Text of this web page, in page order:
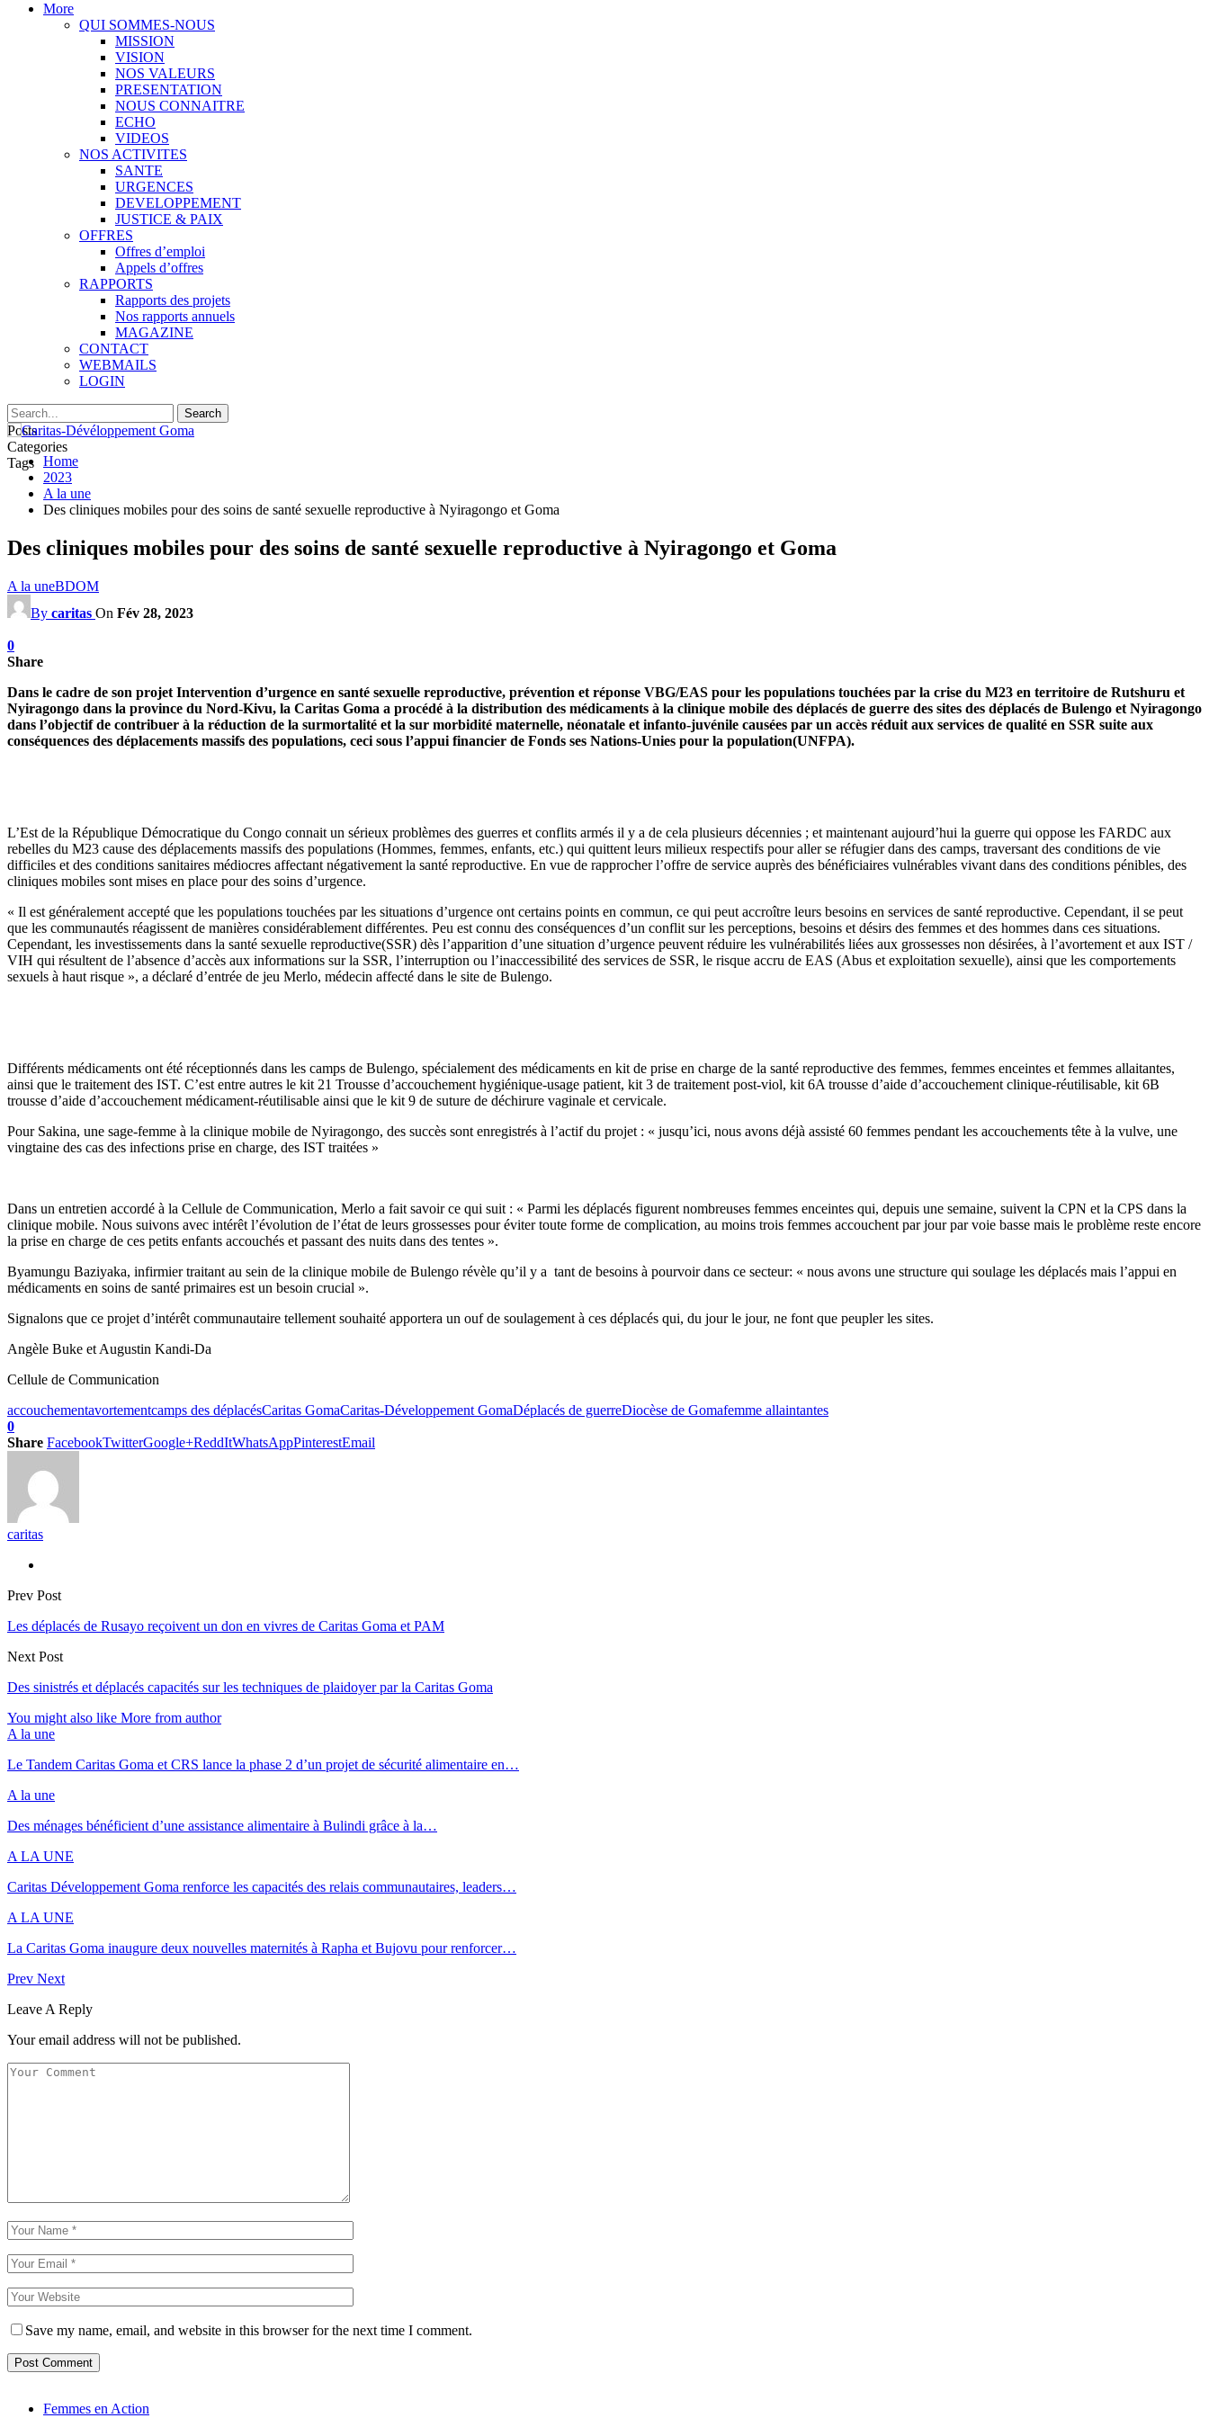
More
QUI SOMMES-NOUS
MISSION
VISION
NOS VALEURS
PRESENTATION
NOUS CONNAITRE
ECHO
VIDEOS
NOS ACTIVITES
SANTE
URGENCES
DEVELOPPEMENT
JUSTICE & PAIX
OFFRES
Offres d’emploi
Appels d’offres
RAPPORTS
Rapports des projets
Nos rapports annuels
MAGAZINE
CONTACT
WEBMAILS
LOGIN
Posts
Categories
Tags Home
2023
A la une
Des cliniques mobiles pour des soins de santé sexuelle reproductive à Nyiragongo et Goma
Des cliniques mobiles pour des soins de santé sexuelle reproductive à Nyiragongo et Goma
A la uneBDOM
By caritas On Fév 28, 2023
0
Share
Dans le cadre de son projet Intervention d’urgence en santé sexuelle reproductive, prévention et réponse VBG/EAS pour les populations touchées par la crise du M23 en territoire de Rutshuru et
Nyiragongo dans la province du Nord-Kivu, la Caritas Goma a procédé à la distribution des médicaments à la clinique mobile des déplacés de guerre des sites des déplacés de Bulengo et Nyiragongo
dans l’objectif de contribuer à la réduction de la surmortalité et la sur morbidité maternelle, néonatale et infanto-juvénile causées par un accès réduit aux services de qualité en SSR suite aux
conséquences des déplacements massifs des populations, ceci sous l’appui financier de Fonds ses Nations-Unies pour la population(UNFPA).
L’Est de la République Démocratique du Congo connait un sérieux problèmes des guerres et conflits armés il y a de cela plusieurs décennies ; et maintenant aujourd’hui la guerre qui oppose les FARDC aux
rebelles du M23 cause des déplacements massifs des populations (Hommes, femmes, enfants, etc.) qui quittent leurs milieux respectifs pour aller se réfugier dans des camps, traversant des conditions de vie
difficiles et des conditions sanitaires médiocres affectant négativement la santé reproductive. En vue de rapprocher l’offre de service auprès des bénéficiaires vulnérables vivant dans des conditions pénibles, des
cliniques mobiles sont mises en place pour des soins d’urgence.
« Il est généralement accepté que les populations touchées par les situations d’urgence ont certains points en commun, ce qui peut accroître leurs besoins en services de santé reproductive. Cependant, il se peut
que les communautés réagissent de manières considérablement différentes. Peu est connu des conséquences d’un conflit sur les perceptions, besoins et désirs des femmes et des hommes dans ces situations.
Cependant, les investissements dans la santé sexuelle reproductive(SSR) dès l’apparition d’une situation d’urgence peuvent réduire les vulnérabilités liées aux grossesses non désirées, à l’avortement et aux IST /
VIH qui résultent de l’absence d’accès aux informations sur la SSR, l’interruption ou l’inaccessibilité des services de SSR, le risque accru de EAS (Abus et exploitation sexuelle), ainsi que les comportements
sexuels à haut risque », a déclaré d’entrée de jeu Merlo, médecin affecté dans le site de Bulengo.
Différents médicaments ont été réceptionnés dans les camps de Bulengo, spécialement des médicaments en kit de prise en charge de la santé reproductive des femmes, femmes enceintes et femmes allaitantes,
ainsi que le traitement des IST. C’est entre autres le kit 21 Trousse d’accouchement hygiénique-usage patient, kit 3 de traitement post-viol, kit 6A trousse d’aide d’accouchement clinique-réutilisable, kit 6B
trousse d’aide d’accouchement médicament-réutilisable ainsi que le kit 9 de suture de déchirure vaginale et cervicale.
Pour Sakina, une sage-femme à la clinique mobile de Nyiragongo, des succès sont enregistrés à l’actif du projet : « jusqu’ici, nous avons déjà assisté 60 femmes pendant les accouchements tête à la vulve, une
vingtaine des cas des infections prise en charge, des IST traitées »
Dans un entretien accordé à la Cellule de Communication, Merlo a fait savoir ce qui suit : « Parmi les déplacés figurent nombreuses femmes enceintes qui, depuis une semaine, suivent la CPN et la CPS dans la
clinique mobile. Nous suivons avec intérêt l’évolution de l’état de leurs grossesses pour éviter toute forme de complication, au moins trois femmes accouchent par jour par voie basse mais le problème reste encore
la prise en charge de ces petits enfants accouchés et passant des nuits dans des tentes ».
Byamungu Baziyaka, infirmier traitant au sein de la clinique mobile de Bulengo révèle qu’il y a tant de besoins à pourvoir dans ce secteur: « nous avons une structure qui soulage les déplacés mais l’appui en
médicaments en soins de santé primaires est un besoin crucial ».
Signalons que ce projet d’intérêt communautaire tellement souhaité apportera un ouf de soulagement à ces déplacés qui, du jour le jour, ne font que peupler les sites.
Angèle Buke et Augustin Kandi-Da
Cellule de Communication
accouchementavortementcamps des déplacésCaritas GomaCaritas-Développement GomaDéplacés de guerreDiocèse de Gomafemme allaintantes
0
Share FacebookTwitterGoogle+ReddItWhatsAppPinterestEmail
caritas
Prev Post
Les déplacés de Rusayo reçoivent un don en vivres de Caritas Goma et PAM
Next Post
Des sinistrés et déplacés capacités sur les techniques de plaidoyer par la Caritas Goma
You might also like More from author
A la une
Le Tandem Caritas Goma et CRS lance la phase 2 d’un projet de sécurité alimentaire en…
A la une
Des ménages bénéficient d’une assistance alimentaire à Bulindi grâce à la…
A LA UNE
Caritas Développement Goma renforce les capacités des relais communautaires, leaders…
A LA UNE
La Caritas Goma inaugure deux nouvelles maternités à Rapha et Bujovu pour renforcer…
Prev Next
Leave A Reply
Your email address will not be published.
Save my name, email, and website in this browser for the next time I comment.
Femmes en Action